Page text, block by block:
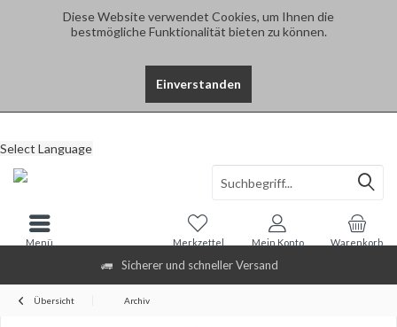
Diese Website verwendet Cookies, um Ihnen die
bestmögliche Funktionalität bieten zu können.
Einverstanden
Sicherer und schneller Versand
Select Language
Warenkorb
Merkzettel Mein Konto
Menü
Übersicht Archiv